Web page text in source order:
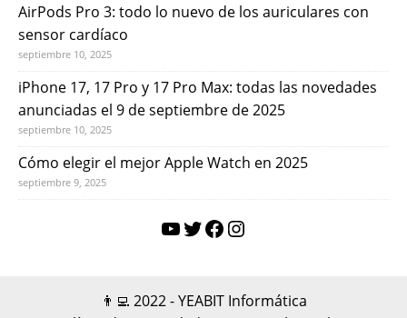
AirPods Pro 3: todo lo nuevo de los auriculares con
sensor cardíaco
septiembre 10, 2025
iPhone 17, 17 Pro y 17 Pro Max: todas las novedades
anunciadas el 9 de septiembre de 2025
septiembre 10, 2025
Cómo elegir el mejor Apple Watch en 2025
septiembre 9, 2025
👨‍💻 2022 - YEABIT Informática